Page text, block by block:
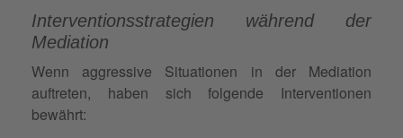
Interventionsstrategien während der
Mediation
Wenn aggressive Situationen in der Mediation
auftreten, haben sich folgende Interventionen
bewährt: